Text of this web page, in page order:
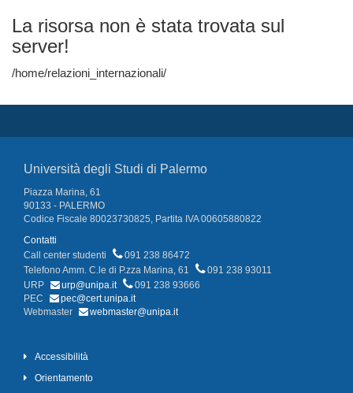
La risorsa non è stata trovata sul
server!
/home/relazioni_internazionali/
Università degli Studi di Palermo
Piazza Marina, 61
90133 - PALERMO
Codice Fiscale 80023730825, Partita IVA 00605880822
Contatti
Call center studenti
091 238 86472
Telefono Amm. C.le di P.zza Marina, 61
091 238 93011
URP
urp@unipa.it
091 238 93666
PEC
pec@cert.unipa.it
Webmaster
webmaster@unipa.it
Accessibilità
Orientamento